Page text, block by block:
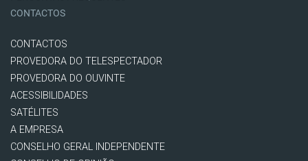
CONTACTOS
CONTACTOS
PROVEDORA DO TELESPECTADOR
PROVEDORA DO OUVINTE
ACESSIBILIDADES
SATÉLITES
A EMPRESA
CONSELHO GERAL INDEPENDENTE